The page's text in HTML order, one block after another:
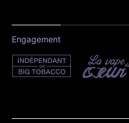
Engagement